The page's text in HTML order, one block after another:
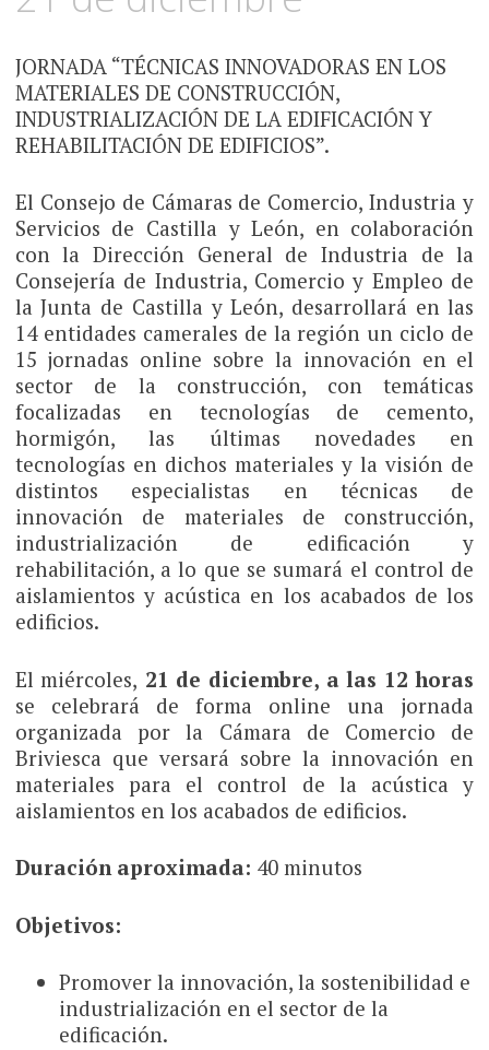
JORNADA “TÉCNICAS INNOVADORAS EN LOS
MATERIALES DE CONSTRUCCIÓN,
INDUSTRIALIZACIÓN DE LA EDIFICACIÓN Y
REHABILITACIÓN DE EDIFICIOS”.
El Consejo de Cámaras de Comercio, Industria y
Servicios de Castilla y León, en colaboración
con la Dirección General de Industria de la
Consejería de Industria, Comercio y Empleo de
la Junta de Castilla y León, desarrollará en las
14 entidades camerales de la región un ciclo de
15 jornadas online sobre la innovación en el
sector de la construcción, con temáticas
focalizadas en tecnologías de cemento,
hormigón, las últimas novedades en
tecnologías en dichos materiales y la visión de
distintos especialistas en técnicas de
innovación de materiales de construcción,
industrialización de edificación y
rehabilitación, a lo que se sumará el control de
aislamientos y acústica en los acabados de los
edificios.
El miércoles, 21 de diciembre, a las 12 horas
se celebrará de forma online una jornada
organizada por la Cámara de Comercio de
Briviesca que versará sobre la innovación en
materiales para el control de la acústica y
aislamientos en los acabados de edificios.
Duración aproximada: 40 minutos
Objetivos:
Promover la innovación, la sostenibilidad e
industrialización en el sector de la
edificación.